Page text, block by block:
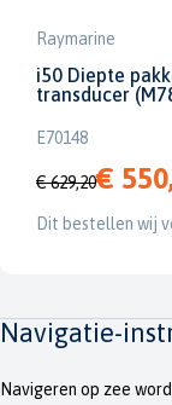
Raymarine
i50 Diepte
transducer
E70148
€ 629,20€
Dit bestellen wij
Navigatie-
Navigeren op zee